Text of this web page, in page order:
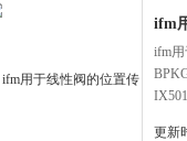
ifm
ifm
更新